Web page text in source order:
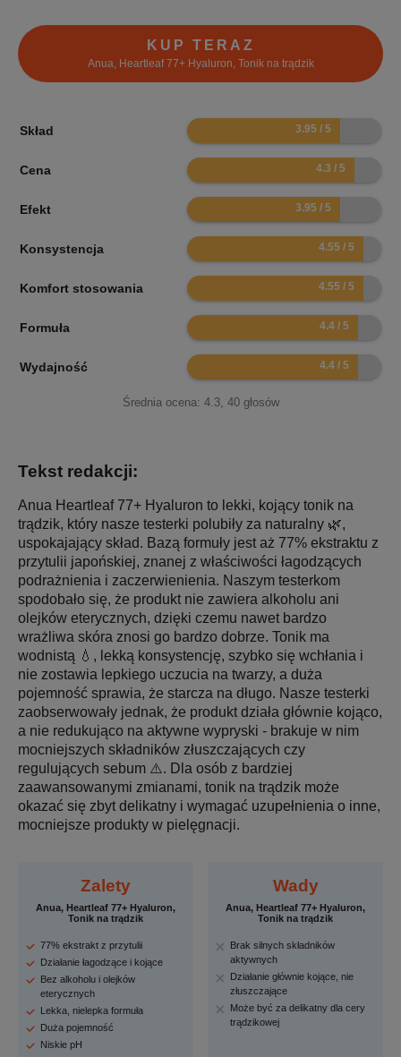
KUP TERAZ
Anua, Heartleaf 77+ Hyaluron, Tonik na trądzik
Skład 7.9
Cena 8.6
Efekt 7.9
Konsystencja 9.1
Komfort stosowania 9.1
Formuła 8.8
Wydajność 8.8
Średnia ocena: 4.3, 40głosów
Tekst redakcji:
Anua Heartleaf 77+ Hyaluron to lekki, kojący tonik na
trądzik, który nasze testerki polubiły za naturalny 🌿,
uspokajający skład. Bazą formuły jest aż 77% ekstraktu z
przytulii japońskiej, znanej z właściwości łagodzących
podrażnienia i zaczerwienienia. Naszym testerkom
spodobało się, że produkt nie zawiera alkoholu ani
olejków eterycznych, dzięki czemu nawet bardzo
wrażliwa skóra znosi go bardzo dobrze. Tonik ma
wodnistą 💧, lekką konsystencję, szybko się wchłania i
nie zostawia lepkiego uczucia na twarzy, a duża
pojemność sprawia, że starcza na długo. Nasze testerki
zaobserwowały jednak, że produkt działa głównie kojąco,
a nie redukująco na aktywne wypryski - brakuje w nim
mocniejszych składników złuszczających czy
regulujących sebum ⚠️. Dla osób z bardziej
zaawansowanymi zmianami, tonik na trądzik może
okazać się zbyt delikatny i wymagać uzupełnienia o inne,
mocniejsze produkty w pielęgnacji.
Zalety
Anua, Heartleaf 77+ Hyaluron,
Tonik na trądzik
77% ekstrakt z przytulii
Działanie łagodzące i kojące
Bez alkoholu i olejków
eterycznych
Lekka, nielepka formuła
Duża pojemność
Niskie pH
Wady
Anua, Heartleaf 77+ Hyaluron,
Tonik na trądzik
Brak silnych składników
aktywnych
Działanie głównie kojące, nie
złuszczające
Może być za delikatny dla cery
trądzikowej